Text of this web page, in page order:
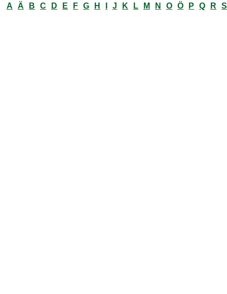
A Ä B C D E F G H J K L M N O Ö P Q R S